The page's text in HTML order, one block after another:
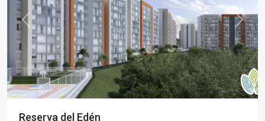
Previous Next
Reserva del Edén